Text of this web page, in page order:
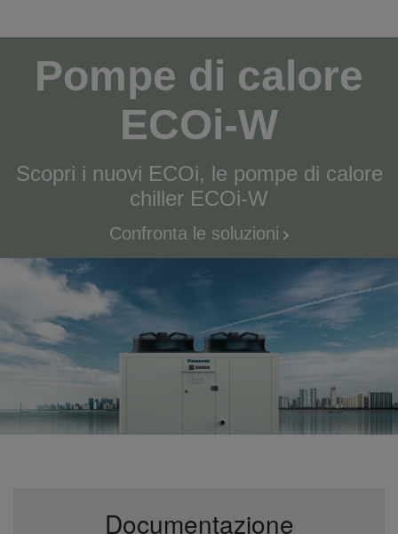
Pompe di calore
ECOi-W
Scopri i nuovi ECOi, le pompe di calore
chiller ECOi-W
Confronta le soluzioni
Documentazione